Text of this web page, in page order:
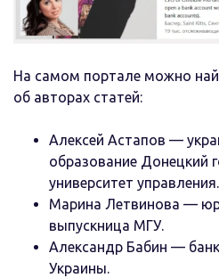
На самом портале можно
об авторах статей:
Алексей Астапов —
образование Донецкий
университет управления.
Марина Летвинова —
выпускница МГУ.
Александр Бабин —
Украины.